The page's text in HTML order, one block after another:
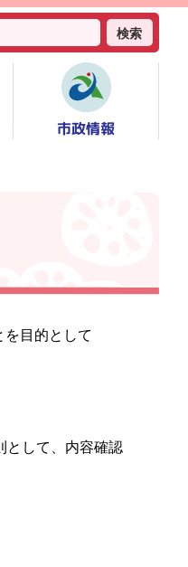
検索
市政情報
目的として
として、内容確認